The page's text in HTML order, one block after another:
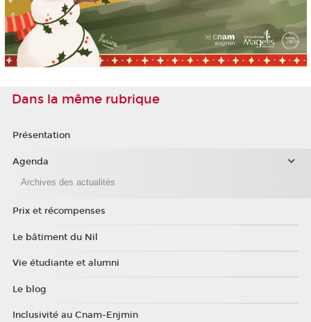
Dans la même rubrique
Présentation
Agenda
Archives des actualités
Prix et récompenses
Le bâtiment du Nil
Vie étudiante et alumni
Le blog
Inclusivité au Cnam-Enjmin